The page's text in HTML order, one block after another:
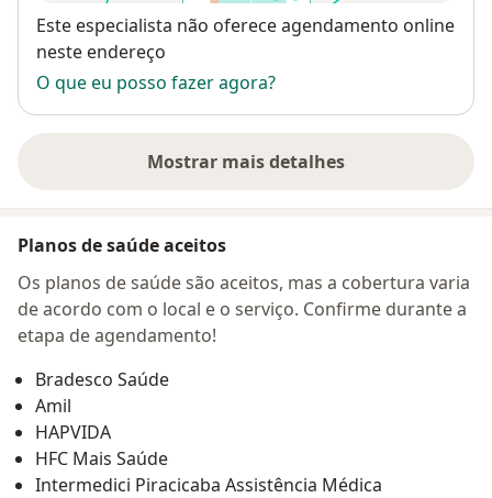
Disponibilidade
Este especialista não oferece agendamento online
neste endereço
O que eu posso fazer agora?
Mostrar mais detalhes
sobre o endereço
Planos de saúde aceitos
Os planos de saúde são aceitos, mas a cobertura varia
de acordo com o local e o serviço. Confirme durante a
etapa de agendamento!
Bradesco Saúde
Amil
HAPVIDA
HFC Mais Saúde
Intermedici Piracicaba Assistência Médica